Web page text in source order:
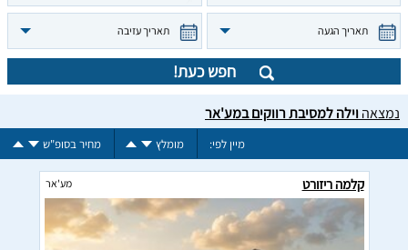
תאריך הגעה תאריך עזיבה
חפש כעת!
נמצאהוילה למסיבת רווקים במע'אר
מיין לפי: מומלץ מחיר בסופ"ש
קלמה ריזורט מע'אר